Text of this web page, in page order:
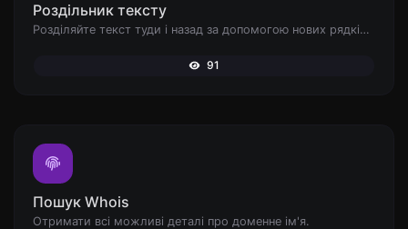
Роздільник тексту
Розділяйте текст туди і назад за допомогою нових рядків, ком, крапок... і т.д.
91
Пошук Whois
Отримати всі можливі деталі про доменне ім'я.